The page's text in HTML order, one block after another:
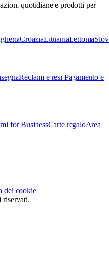
quotidiane e prodotti per
CroaziaLituaniaLettonia
Reclami e resi Pagamento e
for BusinessCarte regaloArea
dei cookie
riservati.